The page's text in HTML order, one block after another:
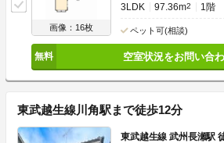
画像：16枚
3LDK 97.36m2 1階
ペット可(相談)
空室状況をお問い合
東武越生線川角駅まで徒歩12分
東武越生線 武州長瀬駅